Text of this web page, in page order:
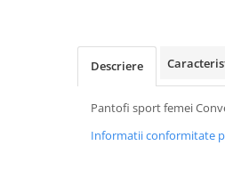
Descriere
Pantofi sport femei
Informatii conformitate